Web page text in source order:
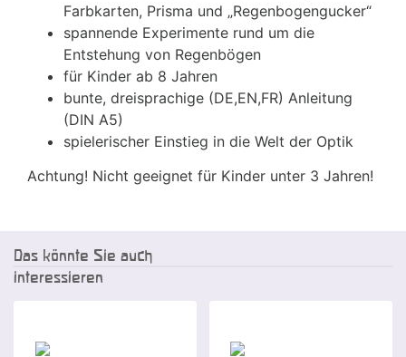
Farbkarten, Prisma und „Regenbogengucker“
spannende Experimente rund um die
Entstehung von Regenbögen
für Kinder ab 8 Jahren
bunte, dreisprachige (DE,EN,FR) Anleitung
(DIN A5)
spielerischer Einstieg in die Welt der Optik
Achtung! Nicht geeignet für Kinder unter 3 Jahren!
Das könnte Sie auch
interessieren